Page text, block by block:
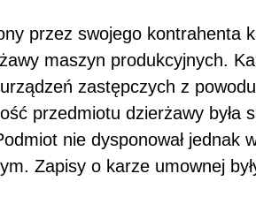
przez swojego kontrahenta
maszyn produkcyjnych.
zastępczych z
przedmiotu dzierżawy była
nie dysponował jednak
Zapisy o karze umownej